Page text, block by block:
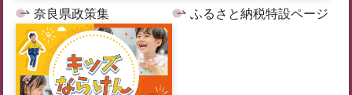
奈良県政策集 ふるさと納税特設ページ